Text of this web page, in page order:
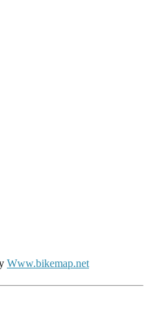
Www.bikemap.net